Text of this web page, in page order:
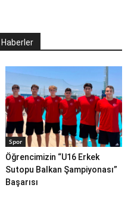
Haberler
Spor
Öğrencimizin “U16 Erkek
Sutopu Balkan Şampiyonası”
Başarısı